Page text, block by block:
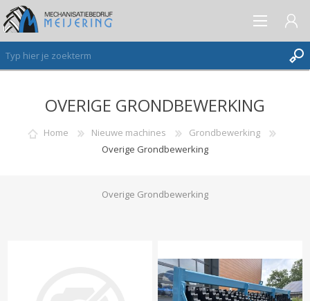
AANMELDEN ALS NIEUWE KLANT
INLOGGEN
OVERIGE GRONDBEWERKING
Home Nieuwe machines
Grondbewerking
Overige Grondbewerking
Overige Grondbewerking